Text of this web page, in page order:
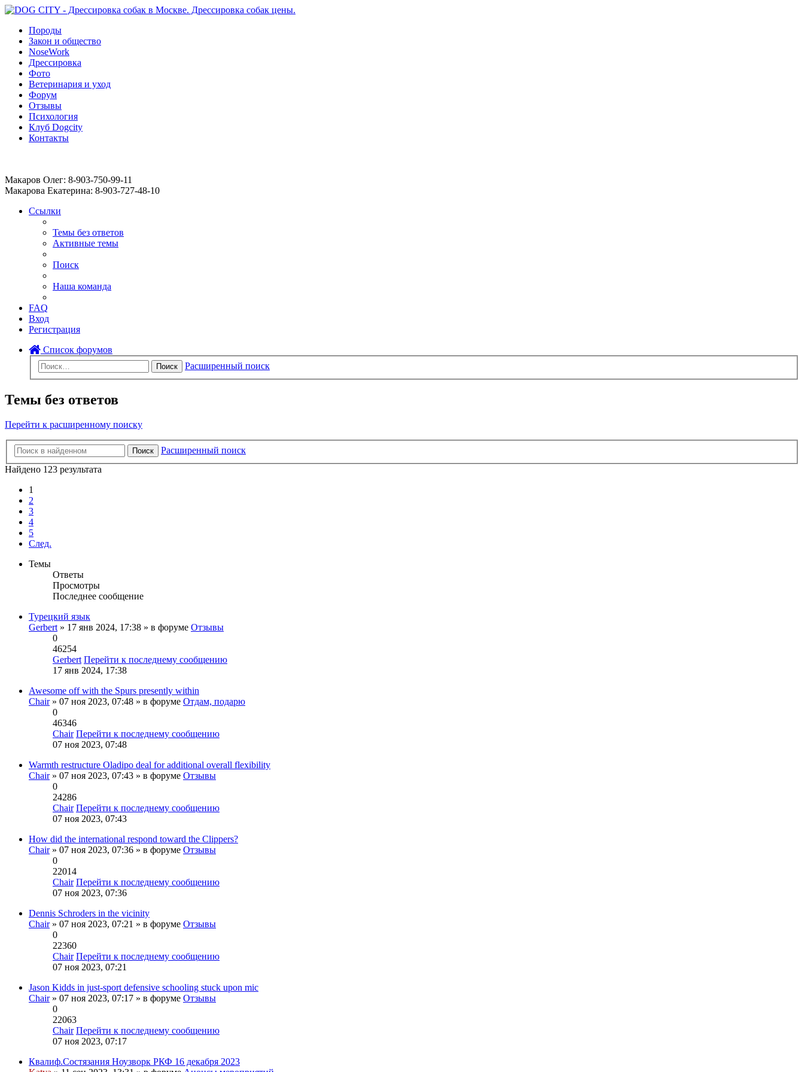
Породы
Закон и общество
NoseWork
Дрессировка
Фото
Ветеринария и уход
Форум
Отзывы
Психология
Клуб Dogcity
Контакты
Макаров Олег: 8-903-750-99-11
Макарова Екатерина: 8-903-727-48-10
Ссылки
Темы без ответов
Активные темы
Поиск
Наша команда
FAQ
Вход
Регистрация
Список форумов
Поиск Расширенный поиск
Темы без ответов
Перейти к расширенному поиску
Поиск
Расширенный поиск
Найдено 123 результата
1
2
3
4
5
След.
Темы
Ответы
Просмотры
Последнее сообщение
Турецкий язык
Gerbert » 17 янв 2024, 17:38 » в форуме Отзывы
0
46254
Gerbert Перейти к последнему сообщению
17 янв 2024, 17:38
Awesome off with the Spurs presently within
Chair» 07 ноя 2023, 07:48 » в форуме Отдам, подарю
0
46346
Chair Перейти к последнему сообщению
07 ноя 2023, 07:48
Warmth restructure Oladipo deal for additional overall flexibility
Chair» 07 ноя 2023, 07:43 » в форуме Отзывы
0
24286
Chair Перейти к последнему сообщению
07 ноя 2023, 07:43
How did the international respond toward the Clippers?
Chair» 07 ноя 2023, 07:36 » в форуме Отзывы
0
22014
Chair Перейти к последнему сообщению
07 ноя 2023, 07:36
Dennis Schroders in the vicinity
Chair» 07 ноя 2023, 07:21 » в форуме Отзывы
0
22360
Chair Перейти к последнему сообщению
07 ноя 2023, 07:21
Jason Kidds in just-sport defensive schooling stuck upon mic
Chair» 07 ноя 2023, 07:17 » в форуме Отзывы
0
22063
Chair Перейти к последнему сообщению
07 ноя 2023, 07:17
Квалиф.Состязания Ноузворк РКФ 16 декабря 2023